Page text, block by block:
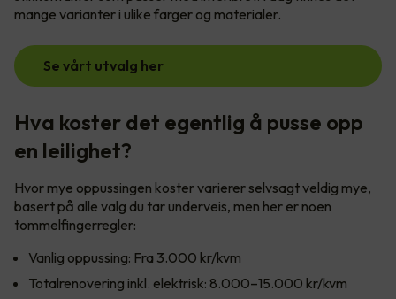
mange varianter i ulike farger og materialer.
Se vårt utvalg her
Hva koster det egentlig å pusse opp
en leilighet?
Hvor mye oppussingen koster varierer selvsagt veldig mye,
basert på alle valg du tar underveis, men her er noen
tommelfingerregler:
Vanlig oppussing: Fra 3.000 kr/kvm
Totalrenovering inkl. elektrisk: 8.000–15.000 kr/kvm